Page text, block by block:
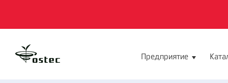
Предприятие